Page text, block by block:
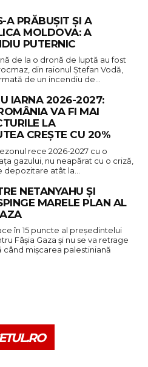
A PRĂBUȘIT ȘI A
MOLDOVA: A
PUTERNIC
de la o dronă de luptă au fost
din raionul Ștefan Vodă,
de un incendiu de…
IARNA 2026-2027:
VA FI MAI
LA
CREŞTE CU 20%
rece 2026-2027 cu o
gazului, nu neapărat cu o criză,
depozitare atât la…
NETANYAHU ȘI
MARELE PLAN AL
în 15 puncte al preşedintelui
Fâşia Gaza şi nu se va retrage
mişcarea palestiniană